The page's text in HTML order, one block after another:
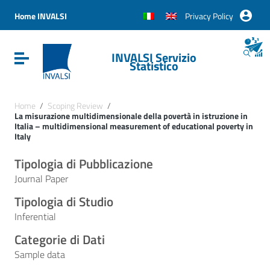
Vai al menu di navigazione
Vai al footer
Home INVALSI Privacy Policy
Attiva / disattiva la navigazioneINVALSI Servizio
Statistico
Home / Scoping Review /
La misurazione multidimensionale della povertà in istruzione in
Italia – multidimensional measurement of educational poverty in
Italy
Tipologia di Pubblicazione
Journal Paper
Tipologia di Studio
Inferential
Categorie di Dati
Sample data